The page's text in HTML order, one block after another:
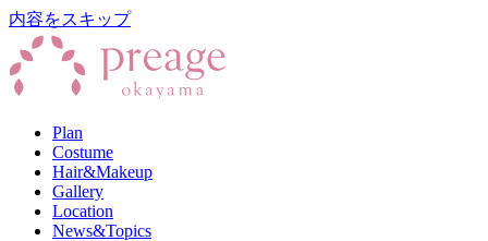
内容をスキップ
Plan
Costume
Hair&Makeup
Gallery
Location
News&Topics